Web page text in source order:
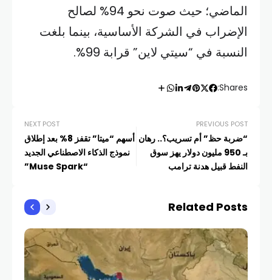
الماضي؛ حيث صوت نحو 94% لصالح
الإضراب في الشركة الأساسية، بينما بلغت
النسبة في “سيتي لاين” قرابة 99%.
Shares:
PREVIOUS POST
“ضربة حظ” أم تسريب؟.. رهان
بـ 950 مليون دولار يهز سوق
النفط قبيل هدنة ترامب
NEXT POST
أسهم “ميتا” تقفز 8% بعد إطلاق
نموذج الذكاء الاصطناعي الجديد
“Muse Spark”
Related Posts